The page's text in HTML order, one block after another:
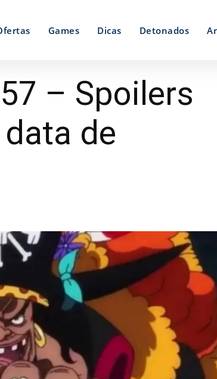
Games Dicas Detonados
– Spoilers
de